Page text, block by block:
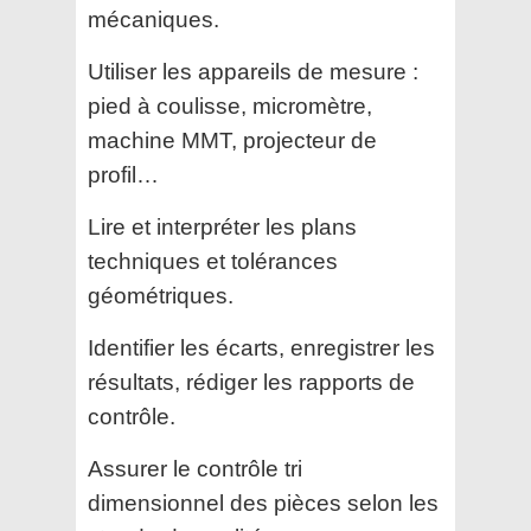
mécaniques.
Utiliser les appareils de mesure :
pied à coulisse, micromètre,
machine MMT, projecteur de
profil…
Lire et interpréter les plans
techniques et tolérances
géométriques.
Identifier les écarts, enregistrer les
résultats, rédiger les rapports de
contrôle.
Assurer le contrôle tri
dimensionnel des pièces selon les